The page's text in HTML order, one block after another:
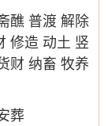
醮 普渡 解除
修造 动土 竖
财 纳畜 牧养
葬